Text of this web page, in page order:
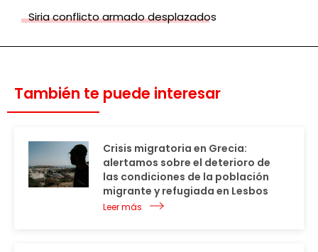
Siria conflicto armado desplazados
También te puede interesar
Crisis migratoria en Grecia:
alertamos sobre el deterioro de
las condiciones de la población
migrante y refugiada en Lesbos
Leer más